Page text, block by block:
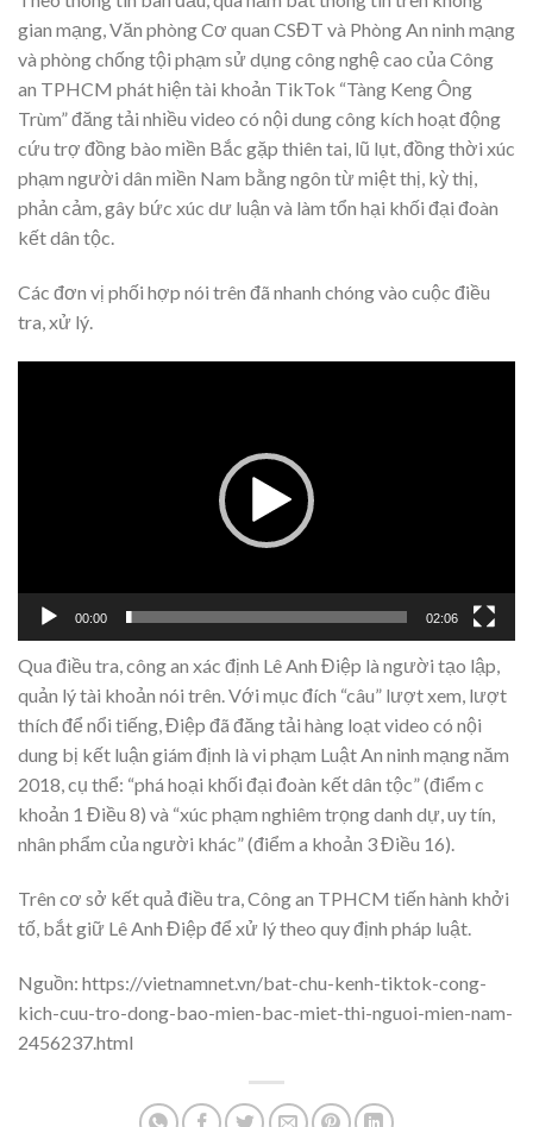
gian mạng, Văn phòng Cơ quan CSĐT và Phòng An ninh mạng
và phòng chống tội phạm sử dụng công nghệ cao của Công
an TPHCM phát hiện tài khoản TikTok “Tàng Keng Ông
Trùm” đăng tải nhiều video có nội dung công kích hoạt động
cứu trợ đồng bào miền Bắc gặp thiên tai, lũ lụt, đồng thời xúc
phạm người dân miền Nam bằng ngôn từ miệt thị, kỳ thị,
phản cảm, gây bức xúc dư luận và làm tổn hại khối đại đoàn
kết dân tộc.
Các đơn vị phối hợp nói trên đã nhanh chóng vào cuộc điều
tra, xử lý.
00:00 02:06
Qua điều tra, công an xác định Lê Anh Điệp là người tạo lập,
quản lý tài khoản nói trên. Với mục đích “câu” lượt xem, lượt
thích để nổi tiếng, Điệp đã đăng tải hàng loạt video có nội
dung bị kết luận giám định là vi phạm Luật An ninh mạng năm
2018, cụ thể: “phá hoại khối đại đoàn kết dân tộc” (điểm c
khoản 1 Điều 8) và “xúc phạm nghiêm trọng danh dự, uy tín,
nhân phẩm của người khác” (điểm a khoản 3 Điều 16).
Trên cơ sở kết quả điều tra, Công an TPHCM tiến hành khởi
tố, bắt giữ Lê Anh Điệp để xử lý theo quy định pháp luật.
Nguồn: https://vietnamnet.vn/bat-chu-kenh-tiktok-cong-
kich-cuu-tro-dong-bao-mien-bac-miet-thi-nguoi-mien-nam-
2456237.html